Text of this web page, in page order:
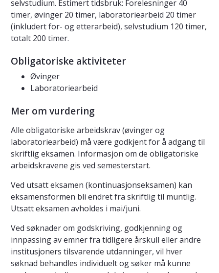
selvstudium. Estimert tidsbruk: Forelesninger 40
timer, øvinger 20 timer, laboratoriearbeid 20 timer
(inkludert for- og etterarbeid), selvstudium 120 timer,
totalt 200 timer.
Obligatoriske aktiviteter
Øvinger
Laboratoriearbeid
Mer om vurdering
Alle obligatoriske arbeidskrav (øvinger og
laboratoriearbeid) må være godkjent for å adgang til
skriftlig eksamen. Informasjon om de obligatoriske
arbeidskravene gis ved semesterstart.
Ved utsatt eksamen (kontinuasjonseksamen) kan
eksamensformen bli endret fra skriftlig til muntlig.
Utsatt eksamen avholdes i mai/juni.
Ved søknader om godskriving, godkjenning og
innpassing av emner fra tidligere årskull eller andre
institusjoners tilsvarende utdanninger, vil hver
søknad behandles individuelt og søker må kunne